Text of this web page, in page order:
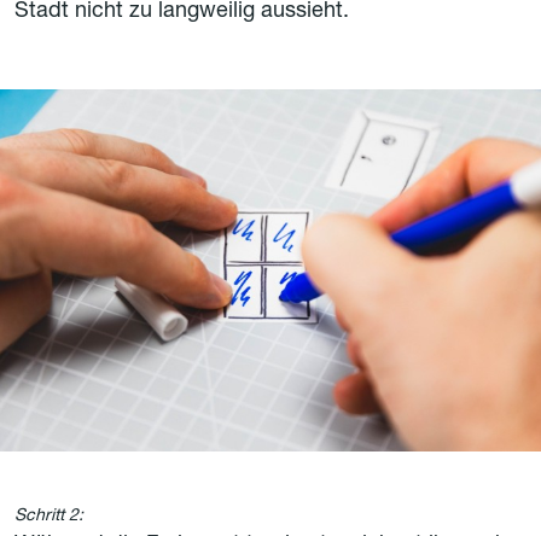
Stadt nicht zu langweilig aussieht.
Schritt 2: